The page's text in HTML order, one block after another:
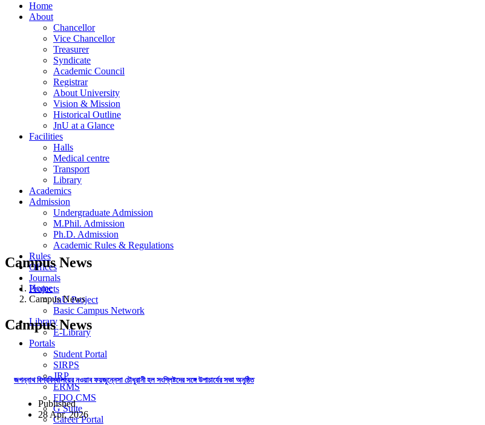
Home
About
Chancellor
Vice Chancellor
Treasurer
Syndicate
Academic Council
Registrar
About University
Vision & Mission
Historical Outline
JnU at a Glance
Facilities
Halls
Medical centre
Transport
Library
Academics
Admission
Undergraduate Admission
M.Phil. Admission
Ph.D. Admission
Academic Rules & Regulations
Rules
Offices
Journals
Projects
JnU Project
Basic Campus Network
Library
E-Library
Portals
Student Portal
SIRPS
JRP
ERMS
FDO CMS
G Suite
Career Portal
Campus News
Home
Campus News
Campus News
জগন্নাথ বিশ্ববিদ্যালয়ের নওয়াব ফয়জুন্নেসা চৌধুরানী হল সংশ্লিষ্টদের সঙ্গে উপাচার্যের সভা অনুষ্ঠিত
Published
28 Apr, 2026